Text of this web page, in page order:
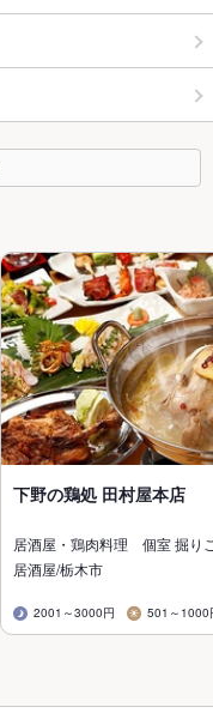
下野の鶏処 田村屋本店
居酒屋・鶏肉料理 個室 掘り
居酒屋/栃木市
2001～3000円 501～1000